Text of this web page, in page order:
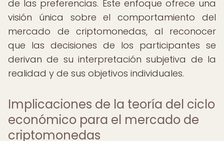
de las preferencias. Este enfoque ofrece una
visión única sobre el comportamiento del
mercado de criptomonedas, al reconocer
que las decisiones de los participantes se
derivan de su interpretación subjetiva de la
realidad y de sus objetivos individuales.
Implicaciones de la teoría del ciclo
económico para el mercado de
criptomonedas